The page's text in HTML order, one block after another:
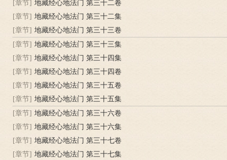
[章节] 地藏经心地法门 第三十二卷
[章节] 地藏经心地法门 第三十二集
[章节] 地藏经心地法门 第三十三卷
[章节] 地藏经心地法门 第三十三集
[章节] 地藏经心地法门 第三十四集
[章节] 地藏经心地法门 第三十四卷
[章节] 地藏经心地法门 第三十五卷
[章节] 地藏经心地法门 第三十五集
[章节] 地藏经心地法门 第三十六卷
[章节] 地藏经心地法门 第三十六集
[章节] 地藏经心地法门 第三十七卷
[章节] 地藏经心地法门 第三十七集